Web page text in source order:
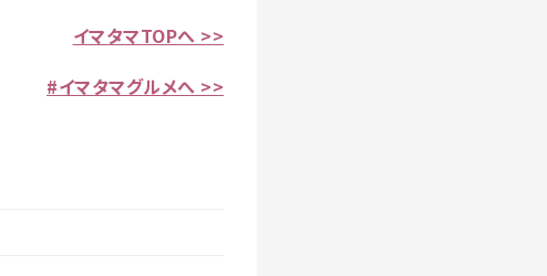
イマタマTOPへ >>
#イマタマグルメへ >>